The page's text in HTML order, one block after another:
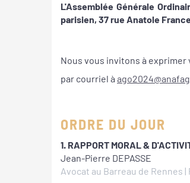
L'Assemblée Générale
parisien, 37 rue Anatole
Nous vous invitons à
par courriel à
ORDRE DU JOUR
1. RAPPORT MORAL &
Jean-Pierre DEPASSE
Avocat au Barreau de Rennes